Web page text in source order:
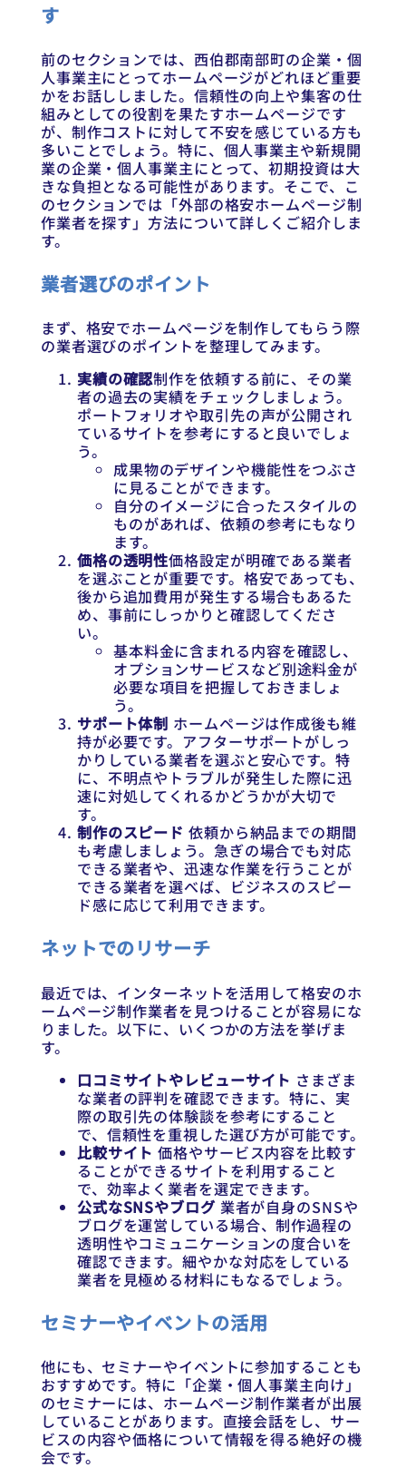
す
前のセクションでは、西伯郡南部町の企業・個
人事業主にとってホームページがどれほど重要
かをお話ししました。信頼性の向上や集客の仕
組みとしての役割を果たすホームページです
が、制作コストに対して不安を感じている方も
多いことでしょう。特に、個人事業主や新規開
業の企業・個人事業主にとって、初期投資は大
きな負担となる可能性があります。そこで、こ
のセクションでは「外部の格安ホームページ制
作業者を探す」方法について詳しくご紹介しま
す。
業者選びのポイント
まず、格安でホームページを制作してもらう際
の業者選びのポイントを整理してみます。
実績の確認制作を依頼する前に、その業
者の過去の実績をチェックしましょう。
ポートフォリオや取引先の声が公開され
ているサイトを参考にすると良いでしょ
う。
成果物のデザインや機能性をつぶさ
に見ることができます。
自分のイメージに合ったスタイルの
ものがあれば、依頼の参考にもなり
ます。
価格の透明性価格設定が明確である業者
を選ぶことが重要です。格安であっても、
後から追加費用が発生する場合もあるた
め、事前にしっかりと確認してくださ
い。
基本料金に含まれる内容を確認し、
オプションサービスなど別途料金が
必要な項目を把握しておきましょ
う。
サポート体制 ホームページは作成後も維
持が必要です。アフターサポートがしっ
かりしている業者を選ぶと安心です。特
に、不明点やトラブルが発生した際に迅
速に対処してくれるかどうかが大切で
す。
制作のスピード 依頼から納品までの期間
も考慮しましょう。急ぎの場合でも対応
できる業者や、迅速な作業を行うことが
できる業者を選べば、ビジネスのスピー
ド感に応じて利用できます。
ネットでのリサーチ
最近では、インターネットを活用して格安のホ
ームページ制作業者を見つけることが容易にな
りました。以下に、いくつかの方法を挙げま
す。
口コミサイトやレビューサイト さまざま
な業者の評判を確認できます。特に、実
際の取引先の体験談を参考にすること
で、信頼性を重視した選び方が可能です。
比較サイト 価格やサービス内容を比較す
ることができるサイトを利用すること
で、効率よく業者を選定できます。
公式なSNSやブログ業者が自身のSNSや
ブログを運営している場合、制作過程の
透明性やコミュニケーションの度合いを
確認できます。細やかな対応をしている
業者を見極める材料にもなるでしょう。
セミナーやイベントの活用
他にも、セミナーやイベントに参加することも
おすすめです。特に「企業・個人事業主向け」
のセミナーには、ホームページ制作業者が出展
していることがあります。直接会話をし、サー
ビスの内容や価格について情報を得る絶好の機
会です。